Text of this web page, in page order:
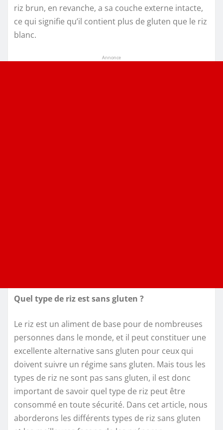
riz brun, en revanche, a sa couche externe intacte,
ce qui signifie qu’il contient plus de gluten que le riz
blanc.
Annonce
Quel type de riz est sans gluten ?
Le riz est un aliment de base pour de nombreuses
personnes dans le monde, et il peut constituer une
excellente alternative sans gluten pour ceux qui
doivent suivre un régime sans gluten. Mais tous les
types de riz ne sont pas sans gluten, il est donc
important de savoir quel type de riz peut être
consommé en toute sécurité. Dans cet article, nous
aborderons les différents types de riz sans gluten